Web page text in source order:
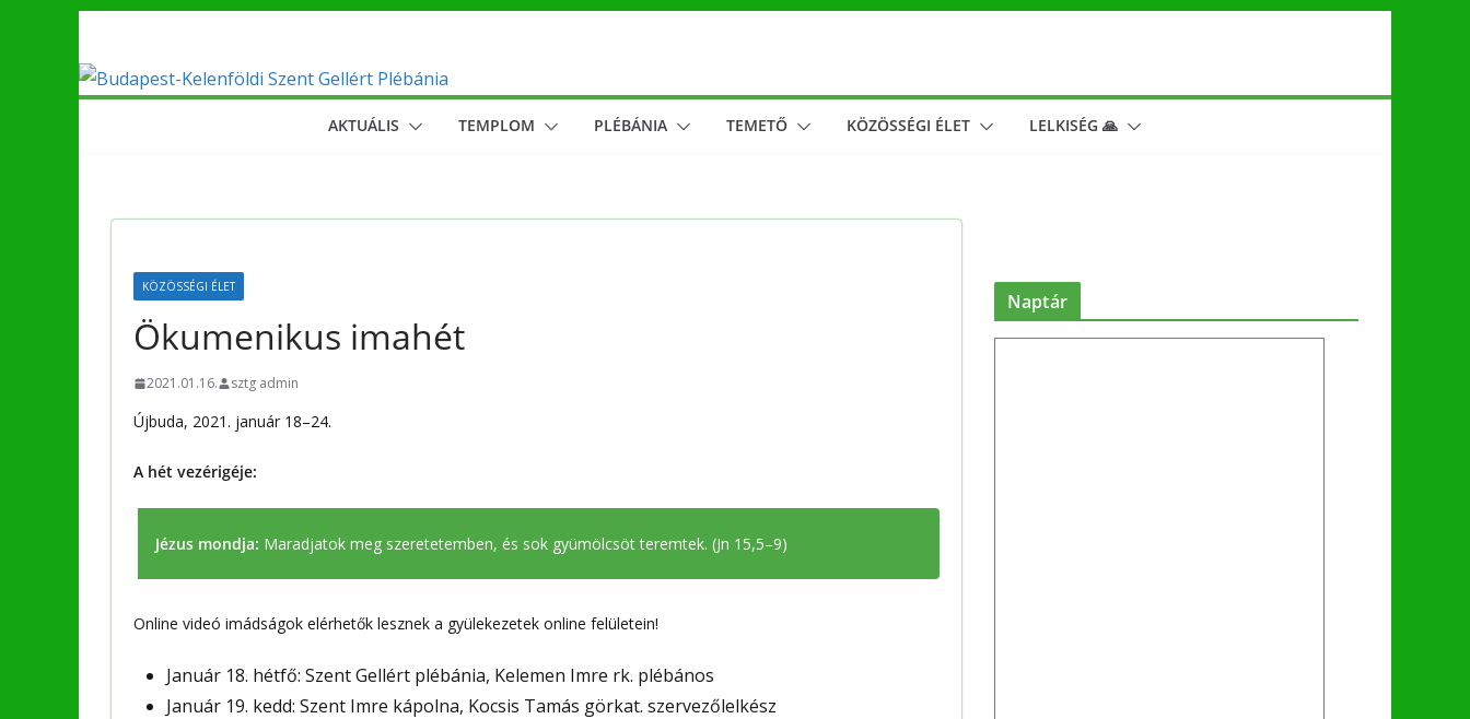
content
AKTUÁLIS TEMPLOM PLÉBÁNIA TEMETŐ KÖZÖSSÉGI ÉLET LELKISÉG 🙏
KÖZÖSSÉGI ÉLET
Ökumenikus imahét
2021.01.16. sztg admin
Újbuda, 2021. január 18–24.
A hét vezérigéje:
Jézus mondja: Maradjatok meg szeretetemben, és sok gyümölcsöt teremtek. (Jn 15,5–9)
Online videó imádságok elérhetők lesznek a gyülekezetek online felületein!
Január 18. hétfő: Szent Gellért plébánia, Kelemen Imre rk. plébános
Január 19. kedd: Szent Imre kápolna, Kocsis Tamás görkat. szervezőlelkész
Naptár